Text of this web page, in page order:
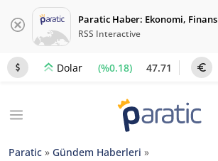
Paratic Haber: Ekonomi, Finans
RSS Interactive
Dolar (%0.18) 47.71
Paratic » Gündem Haberleri »